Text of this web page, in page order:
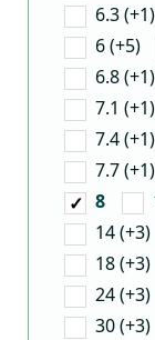
6.3 (+1)
6 (+5)
6.8 (+1)
7.1 (+1)
7.4 (+1)
7.7 (+1)
8
14 (+3)
18 (+3)
24 (+3)
30 (+3)